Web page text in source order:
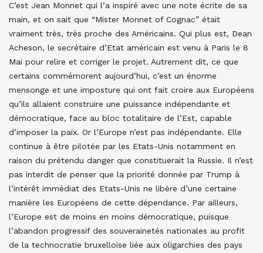
C’est Jean Monnet qui l’a inspiré avec une note écrite de sa
main, et on sait que “Mister Monnet of Cognac” était
vraiment très, très proche des Américains. Qui plus est, Dean
Acheson, le secrétaire d’Etat américain est venu à Paris le 8
Mai pour relire et corriger le projet. Autrement dit, ce que
certains commémorent aujourd’hui, c’est un énorme
mensonge et une imposture qui ont fait croire aux Européens
qu’ils allaient construire une puissance indépendante et
démocratique, face au bloc totalitaire de l’Est, capable
d’imposer la paix. Or l’Europe n’est pas indépendante. Elle
continue à être pilotée par les Etats-Unis notamment en
raison du prétendu danger que constituerait la Russie. Il n’est
pas interdit de penser que la priorité donnée par Trump à
l’intérêt immédiat des Etats-Unis ne libère d’une certaine
manière les Européens de cette dépendance. Par ailleurs,
l’Europe est de moins en moins démocratique, puisque
l’abandon progressif des souverainetés nationales au profit
de la technocratie bruxelloise liée aux oligarchies des pays